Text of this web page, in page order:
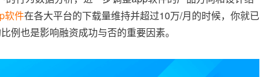
软件在各大平台的下载量维持并超过10万/月的时候，你就已
例也是影响融资成功与否的重要因素。